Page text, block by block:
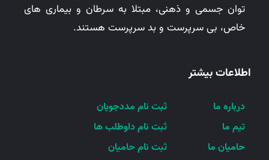
توان جسمی و ذهنی، مبتلا به سرطان و بیماری های
خاص، بی سرپرست و بد سرپرست هستند.
اطلاعات بیشتر
درباره ما
تیم ما
حامیان ما
ثبت نام مددجویان
ثبت نام داوطلب ها
ثبت نام حامیان